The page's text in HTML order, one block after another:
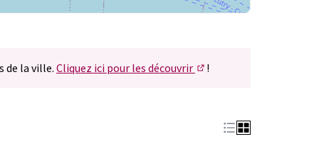
de la ville. Cliquez ici pour les découvrir
!